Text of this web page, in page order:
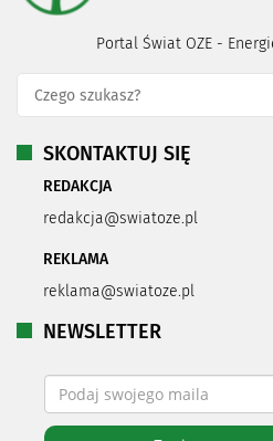
Portal Świat OZE -
SKONTAKTUJ SIĘ
REDAKCJA
redakcja@swiatoze.pl
REKLAMA
reklama@swiatoze.pl
NEWSLETTER